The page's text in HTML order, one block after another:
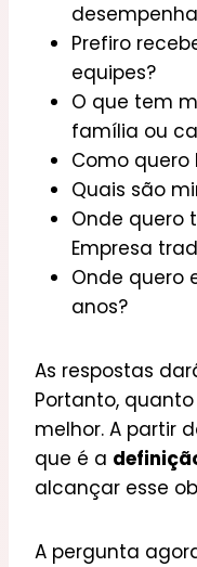
Prefiro
equipes?
O que tem
família ou
Como
Quais são
Onde quero
Empresa
Onde quero
anos?
As respostas
Portanto,
melhor. A partir
que é a
alcançar esse
A pergunta